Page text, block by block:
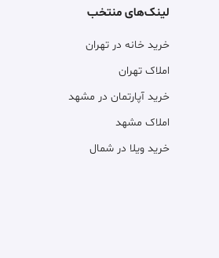
لینک‌های منتخب
خرید خانه در تهران
املاک تهران
خرید آپارتمان در مشهد
املاک مشهد
خرید ویلا در شمال